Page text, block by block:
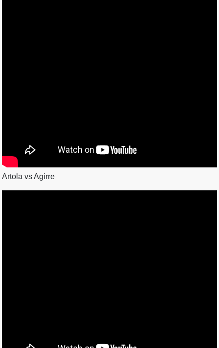
Artola vs Agirre